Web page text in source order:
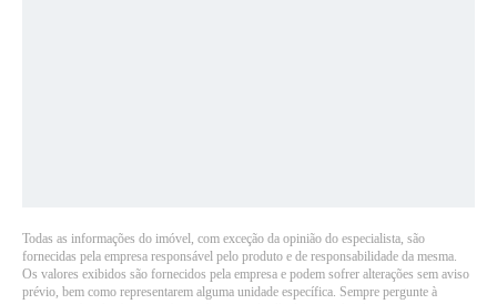
Todas as informações do imóvel, com exceção da opinião do especialista, são
fornecidas pela empresa responsável pelo produto e de responsabilidade da mesma.
Os valores exibidos são fornecidos pela empresa e podem sofrer alterações sem aviso
prévio, bem como representarem alguma unidade específica. Sempre pergunte à